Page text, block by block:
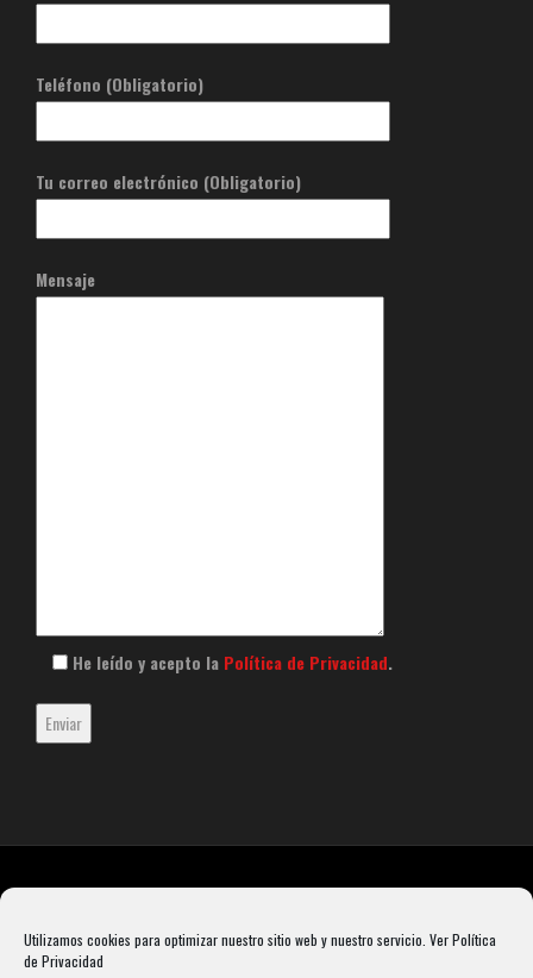
Utilizamos cookies para optimizar nuestro sitio web y nuestro servicio. Ver Política
de Privacidad
Teléfono (Obligatorio)
Tu correo electrónico (Obligatorio)
Mensaje
He leído y acepto la Política de Privacidad.